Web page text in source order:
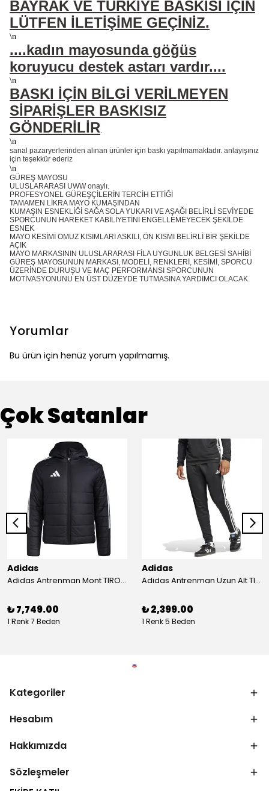
BAYRAK VE TÜRKİYE BASKISI İÇİN
LÜTFEN İLETİŞİME GEÇİNİZ.
\n
....kadın mayosunda göğüs
koruyucu destek astarı vardır....
\n
BASKI İÇİN BİLGİ VERİLMEYEN
SİPARİŞLER BASKISIZ
GÖNDERİLİR.
\n
sanal pazaryerlerinden alınan ürünler için baskı yapılmamaktadır. anlayışınız
için teşekkür ederiz
\n
GÜREŞ MAYOSU
ULUSLARARASI UWW onaylı.
PROFESYONEL GÜREŞÇİLERİN TERCİH ETTİĞİ
TAMAMEN LİKRA MAYO KUMAŞINDAN
KUMAŞIN ESNEKLİĞİ SAĞA SOLA YUKARI VE AŞAĞI BELİRLİ SEVİYEDE
SPORCUNUN HAREKET KABİLİYETİNİ ENGELLEMEYECEK ŞEKİLDE
ESNEK
MAYO KESİMİ OMUZ KISIMLARI ASKILI, ÖN KISMI BELİRLİ BİR ŞEKİLDE
AÇIK
MAYO MARKASININ ULUSLARARASI FİLA UYGUNLUK BELGESİ SAHİBİ
GÜREŞ MAYOSUNUN MARKASI, MODELİ, RENKLERİ, KESİMİ, SPORCU
ÜZERİNDE DURUŞU VE MAÇ PERFORMANSI SPORCUNUN
MOTİVASYONUNU EN ÜST DÜZEYDE TUTMASINA YARDIMCI OLACAK.
Yorumlar
Bu ürün için henüz yorum yapılmamış.
Çok Satanlar
Adidas
Adidas Antrenman Mont TIRO24 WINT JKT IJ7388
₺ 7,749.00
1 Renk 7 Beden
Adidas
Adidas Antrenman Uzun Alt TIRO ES PNT JD0442
₺ 2,399.00
1 Renk 5 Beden
Kategoriler
Hesabım
Hakkımızda
Sözleşmeler